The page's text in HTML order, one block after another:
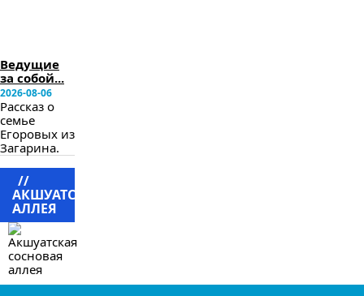
Ведущие
за собой...
2026-08-06
Рассказ о
семье
Егоровых из
Загарина.
//
АКШУАТСКАЯ
АЛЛЕЯ